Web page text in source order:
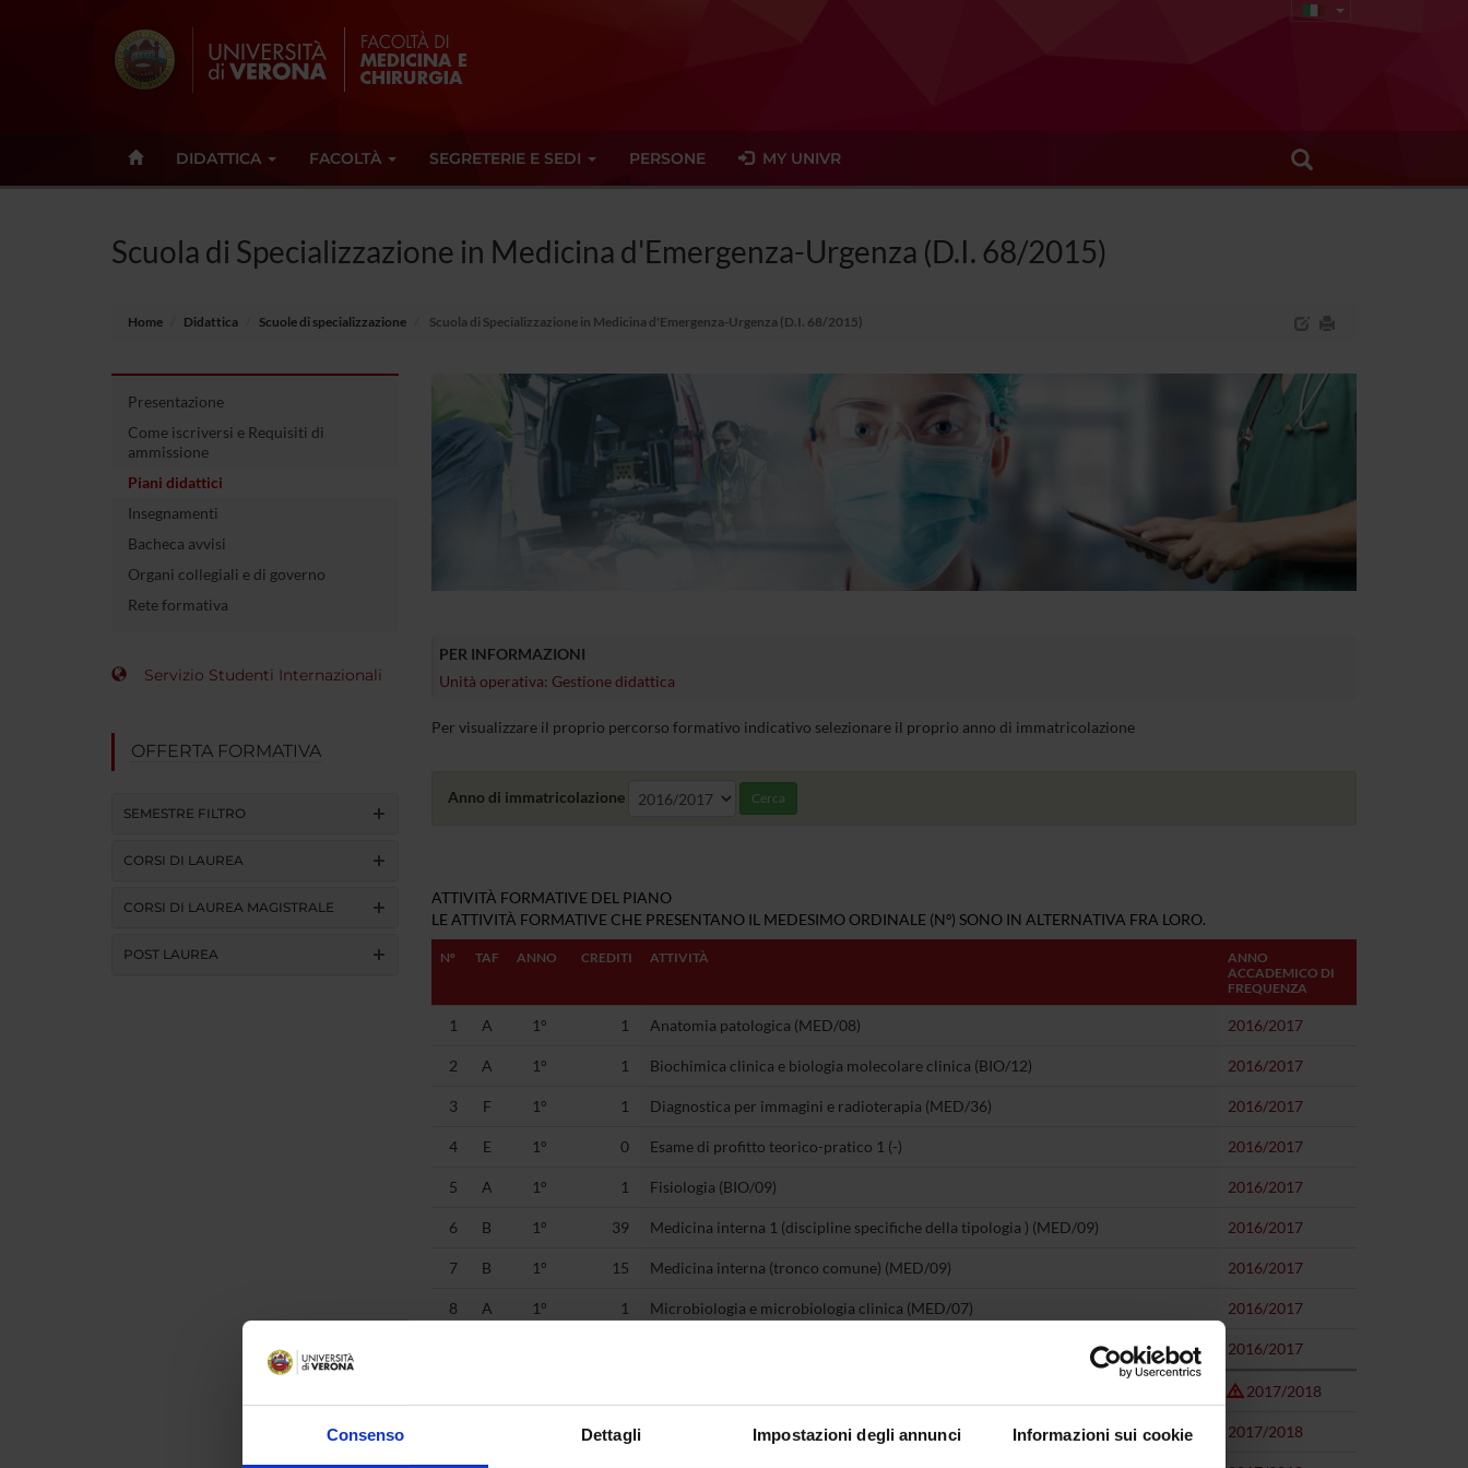
Consenso Dettagli Impostazioni degli annunci Informazioni sui cookie
DIDATTICA FACOLTÀ SEGRETERIE E SEDI PERSONE MY UNIVR
Scuola di Specializzazione in Medicina d'Emergenza-Urgenza (D.I. 68/2015)
Home Didattica Scuole di specializzazione Scuola di Specializzazione in Medicina d'Emergenza-Urgenza (D.I. 68/2015)
Presentazione
Come iscriversi e Requisiti di
ammissione
Piani didattici
Insegnamenti
Bacheca avvisi
Organi collegiali e di governo
Rete formativa
Servizio Studenti Internazionali
OFFERTA FORMATIVA
SEMESTRE FILTRO
CORSI DI LAUREA
CORSI DI LAUREA MAGISTRALE
POST LAUREA
PER INFORMAZIONI
Unità operativa: Gestione didattica
Per visualizzare il proprio percorso formativo indicativo selezionare il proprio anno di immatricolazione
Anno di immatricolazione Cerca
ATTIVITÀ FORMATIVE DEL PIANO
LE ATTIVITÀ FORMATIVE CHE PRESENTANO IL MEDESIMO ORDINALE (Nº) SONO IN ALTERNATIVA FRA LORO.
Nº TAF ANNO CREDITI ATTIVITÀ
ANNO
ACCADEMICO DI
FREQUENZA
1 A 1° 1 Anatomia patologica (MED/08) 2016/2017
2 A 1° 1 Biochimica clinica e biologia molecolare clinica (BIO/12) 2016/2017
3 F 1° 1 Diagnostica per immagini e radioterapia (MED/36) 2016/2017
4 E 1° 0 Esame di profitto teorico-pratico 1 (-) 2016/2017
5 A 1° 1 Fisiologia (BIO/09) 2016/2017
6 B 1° 39 Medicina interna 1 (discipline specifiche della tipologia ) (MED/09) 2016/2017
7 B 1° 15 Medicina interna (tronco comune) (MED/09) 2016/2017
8 A 1° 1 Microbiologia e microbiologia clinica (MED/07) 2016/2017
2016/2017
2017/2018
1 Gastroenterologia (MED/12) 2017/2018